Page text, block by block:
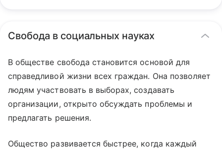
Свобода в социальных науках
В обществе свобода становится основой для
справедливой жизни всех граждан. Она позволяет
людям участвовать в выборах, создавать
организации, открыто обсуждать проблемы и
предлагать решения.
Общество развивается быстрее, когда каждый